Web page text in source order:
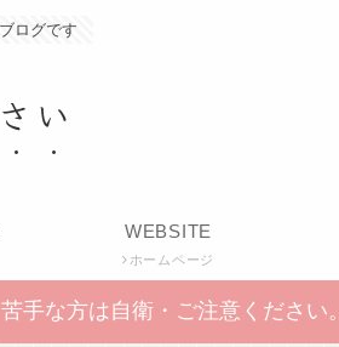
ログです
い
WEBSITE
ホームページ
手な方は自衛・ご注意ください。